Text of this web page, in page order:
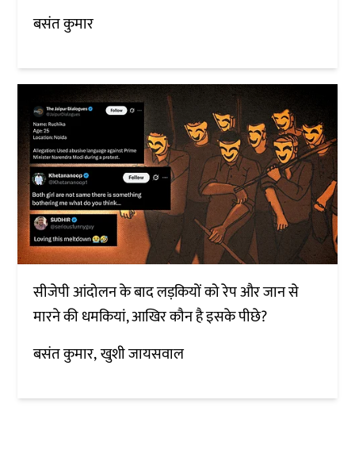
बसंत कुमार
सीजेपी आंदोलन के बाद लड़कियों को रेप और जान से
मारने की धमकियां, आखिर कौन है इसके पीछे?
बसंत कुमार खुशी जायसवाल